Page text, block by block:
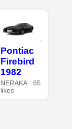
Pontiac
Firebird
1982
NERAKA · 65
likes